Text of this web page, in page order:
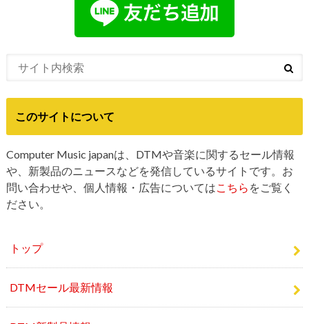
このサイトについて
Computer Music japanは、DTMや音楽に関するセール情報
や、新製品のニュースなどを発信しているサイトです。お
問い合わせや、個人情報・広告についてはこちら をご覧く
ださい。
トップ
DTMセール最新情報